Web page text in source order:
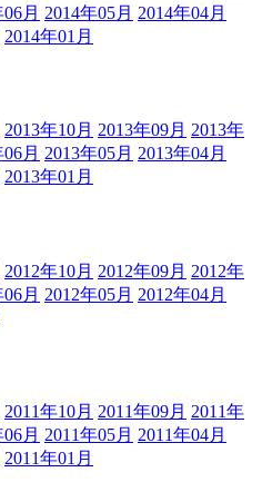
月 2014年05月 2014年04月
2014年01月
2013年10月 2013年09月 2013年
月 2013年05月 2013年04月
2013年01月
2012年10月 2012年09月 2012年
月 2012年05月 2012年04月
2011年10月 2011年09月 2011年
月 2011年05月 2011年04月
2011年01月